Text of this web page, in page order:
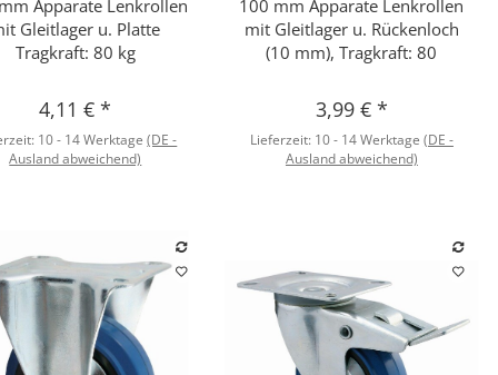
Schnellkauf
Apparate Lenkrollen
Gleitlager u. Platte
Tragkraft: 80 kg
4,11 €*
10 - 14 Werktage(DE -
Ausland abweichend)
Schnellkauf
100 mm Apparate Lenkrollen
mit Gleitlager u. Rückenloch
(10 mm), Tragkraft: 80
3,99 € *
Lieferzeit: 10 - 14 Werktage (DE -
Ausland abweichend)